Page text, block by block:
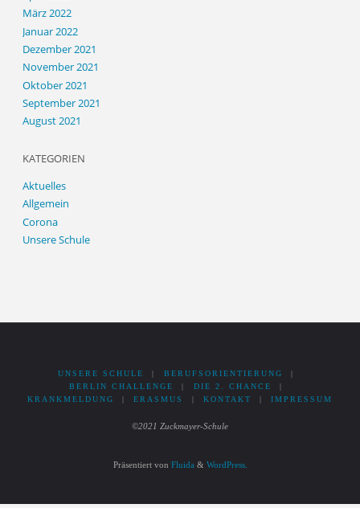
März 2022
Januar 2022
Dezember 2021
November 2021
Oktober 2021
September 2021
August 2021
KATEGORIEN
Aktuelles
Allgemein
Corona
Unsere Schule
UNSERE SCHULE | BERUFSORIENTIERUNG
|
BERLIN CHALLENGE
| DIE 2. CHANCE
|
KRANKMELDUNG
| ERASMUS | KONTAKT | IMPRESSUM
©2021 Zuckmayer-Schule
Präsentiert von Fluida & WordPress.